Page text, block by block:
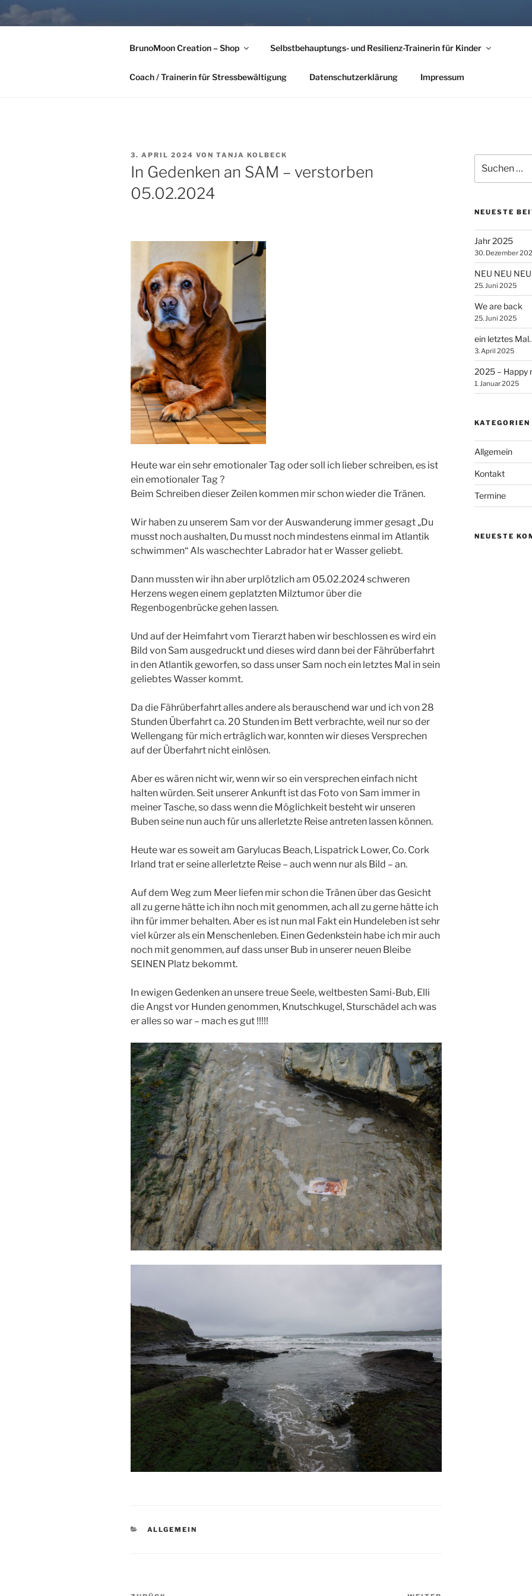
Zum
Inhalt
FÜR UNS GEHT ES NACH IRLAND
BrunoMoon Creation – Shop Selbstbehauptungs- und Resilienz-Trainerin für Kinder
Coach / Trainerin für Stressbewältigung Datenschutzerklärung Impressum
VERÖFFENTLICHT
AM
3. APRIL 2024 VON TANJA KOLBECK
In Gedenken an SAM – verstorben
05.02.2024
Heute war ein sehr emotionaler Tag oder soll ich lieber schreiben, es ist
ein emotionaler Tag ?
Beim Schreiben dieser Zeilen kommen mir schon wieder die Tränen.
Wir haben zu unserem Sam vor der Auswanderung immer gesagt „Du
musst noch aushalten, Du musst noch mindestens einmal im Atlantik
schwimmen“ Als waschechter Labrador hat er Wasser geliebt.
Dann mussten wir ihn aber urplötzlich am 05.02.2024 schweren
Herzens wegen einem geplatzten Milztumor über die
Regenbogenbrücke gehen lassen.
Und auf der Heimfahrt vom Tierarzt haben wir beschlossen es wird ein
Bild von Sam ausgedruckt und dieses wird dann bei der Fährüberfahrt
in den Atlantik geworfen, so dass unser Sam noch ein letztes Mal in sein
geliebtes Wasser kommt.
Da die Fährüberfahrt alles andere als berauschend war und ich von 28
Stunden Überfahrt ca. 20 Stunden im Bett verbrachte, weil nur so der
Wellengang für mich erträglich war, konnten wir dieses Versprechen
auf der Überfahrt nicht einlösen.
Aber es wären nicht wir, wenn wir so ein versprechen einfach nicht
halten würden. Seit unserer Ankunft ist das Foto von Sam immer in
meiner Tasche, so dass wenn die Möglichkeit besteht wir unseren
Buben seine nun auch für uns allerletzte Reise antreten lassen können.
Heute war es soweit am Garylucas Beach, Lispatrick Lower, Co. Cork
Irland trat er seine allerletzte Reise – auch wenn nur als Bild – an.
Auf dem Weg zum Meer liefen mir schon die Tränen über das Gesicht
all zu gerne hätte ich ihn noch mit genommen, ach all zu gerne hätte ich
ihn für immer behalten. Aber es ist nun mal Fakt ein Hundeleben ist sehr
viel kürzer als ein Menschenleben. Einen Gedenkstein habe ich mir auch
noch mit genommen, auf dass unser Bub in unserer neuen Bleibe
SEINEN Platz bekommt.
In ewigen Gedenken an unsere treue Seele, weltbesten Sami-Bub, Elli
die Angst vor Hunden genommen, Knutschkugel, Sturschädel ach was
er alles so war – mach es gut !!!!!
KATEGORIEN
ALLGEMEIN
Beitragsnavigation
nach:
NEUESTE
Jahr 2025
30. Dezember
NEU NEU
25. Juni 2025
We are back
25. Juni 2025
ein letztes
3. April 2025
2025 – Happy
1. Januar 2025
KATEGORIEN
Allgemein
Kontakt
Termine
NEUESTE